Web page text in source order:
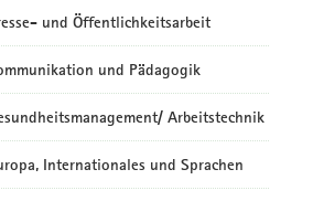
und Öffentlichkeitsarbeit
und Pädagogik
Arbeitstechnik
Internationales und Sprachen